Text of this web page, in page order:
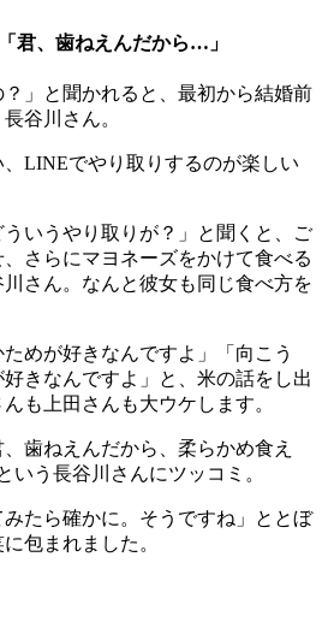
君、歯ねえんだから…」
」と聞かれると、最初から結婚前
谷川さん。
LINEでやり取りするのが楽しい
いうやり取りが？」と聞くと、ご
さらにマヨネーズをかけて食べる
さん。なんと彼女も同じ食べ方を
めが好きなんですよ」「向こう
好きなんですよ」と、米の話をし出
も上田さんも大ウケします。
歯ねえんだから、柔らかめ食え
いう長谷川さんにツッコミ。
たら確かに。そうですね」ととぼ
包まれました。